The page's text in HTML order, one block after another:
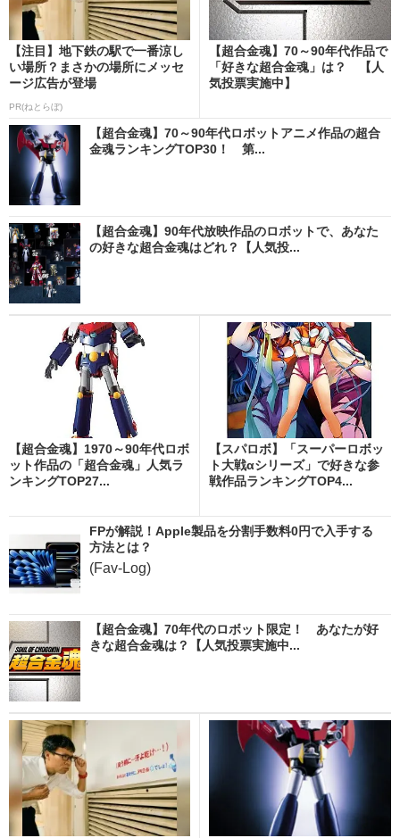
【注目】地下鉄の駅で一番涼し
い場所？まさかの場所にメッセ
ージ広告が登場
PR(ねとらぼ)
【超合金魂】70～90年代作品で
「好きな超合金魂」は？ 【人
気投票実施中】
【超合金魂】70～90年代ロボットアニメ作品の超合
金魂ランキングTOP30！ 第...
【超合金魂】90年代放映作品のロボットで、あなた
の好きな超合金魂はどれ？【人気投...
【超合金魂】1970～90年代ロボ
ット作品の「超合金魂」人気ラ
ンキングTOP27...
【スパロボ】「スーパーロボッ
ト大戦αシリーズ」で好きな参
戦作品ランキングTOP4...
FPが解説！Apple製品を分割手数料0円で入手する
方法とは？
(Fav-Log)
【超合金魂】70年代のロボット限定！ あなたが好
きな超合金魂は？【人気投票実施中...